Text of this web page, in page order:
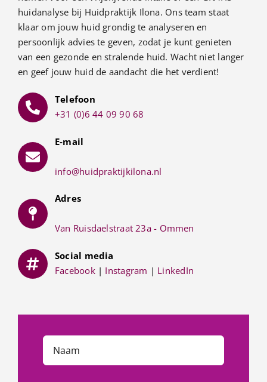
huidanalyse bij Huidpraktijk Ilona. Ons team staat
klaar om jouw huid grondig te analyseren en
persoonlijk advies te geven, zodat je kunt genieten
van een gezonde en stralende huid. Wacht niet langer
en geef jouw huid de aandacht die het verdient!
Telefoon
+31 (0)6 44 09 90 68
E-mail
info@huidpraktijkilona.nl
Adres
Van Ruisdaelstraat 23a - Ommen
Social media
Facebook| Instagram | LinkedIn